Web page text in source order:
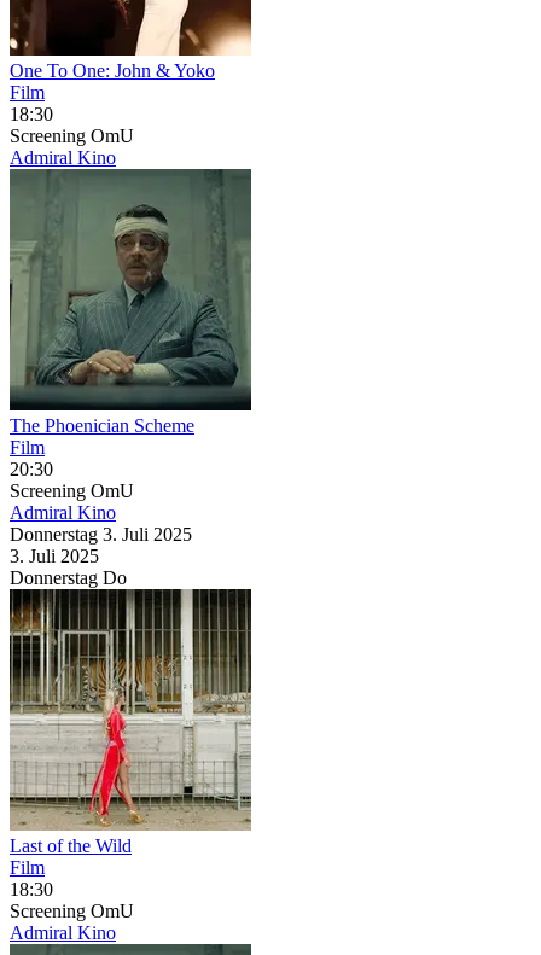
One To One: John & Yoko
Film
18:30
Screening OmU
Admiral Kino
The Phoenician Scheme
Film
20:30
Screening OmU
Admiral Kino
Donnerstag 3. Juli 2025
3. Juli 2025
Donnerstag Do
Last of the Wild
Film
18:30
Screening OmU
Admiral Kino